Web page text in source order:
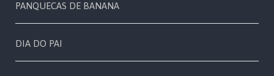
PANQUECAS DE BANANA
DIA DO PAI